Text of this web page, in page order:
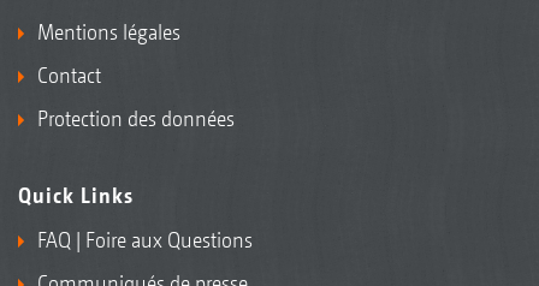
Mentions légales
Contact
Protection des données
Quick Links
FAQ | Foire aux Questions